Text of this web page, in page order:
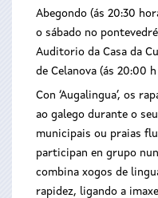
Abegondo (ás 20:30
o sábado no
Auditorio da Casa da
de Celanova (ás 20:00
Con ‘Augalingua’, os
ao galego durante o
municipais ou praias
participan en grupo
combina xogos de
rapidez, ligando a